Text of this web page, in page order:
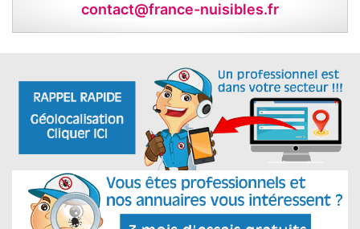
contact@france-nuisibles.fr